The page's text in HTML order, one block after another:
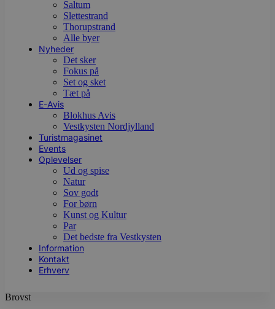
Saltum
Slettestrand
Thorupstrand
Alle byer
Nyheder
Det sker
Fokus på
Set og sket
Tæt på
E-Avis
Blokhus Avis
Vestkysten Nordjylland
Turistmagasinet
Events
Oplevelser
Ud og spise
Natur
Sov godt
For børn
Kunst og Kultur
Par
Det bedste fra Vestkysten
Information
Kontakt
Erhverv
Brovst